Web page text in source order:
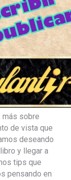
más sobre
de vista que
deseando
y llegar a
tips que
pensando en